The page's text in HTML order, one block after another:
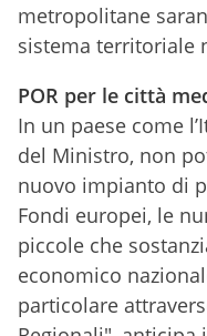
metropolitane
sistema territoriale
POR per le città
In un paese come
del Ministro, non
nuovo impianto di
Fondi europei, le
piccole che
economico
particolare